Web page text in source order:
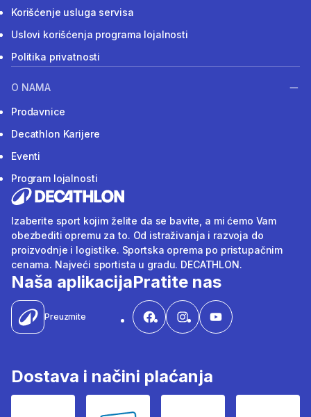
Korišćenje usluga servisa
Uslovi korišćenja programa lojalnosti
Politika privatnosti
O NAMA
Prodavnice
Decathlon Karijere
Eventi
Program lojalnosti
Izaberite sport kojim želite da se bavite, a mi ćemo Vam
obezbediti opremu za to. Od istraživanja i razvoja do
proizvodnje i logistike. Sportska oprema po pristupačnim
cenama. Najveći sportista u gradu. DECATHLON.
Naša aplikacija
Preuzmite
Pratite nas
Dostava i načini plaćanja